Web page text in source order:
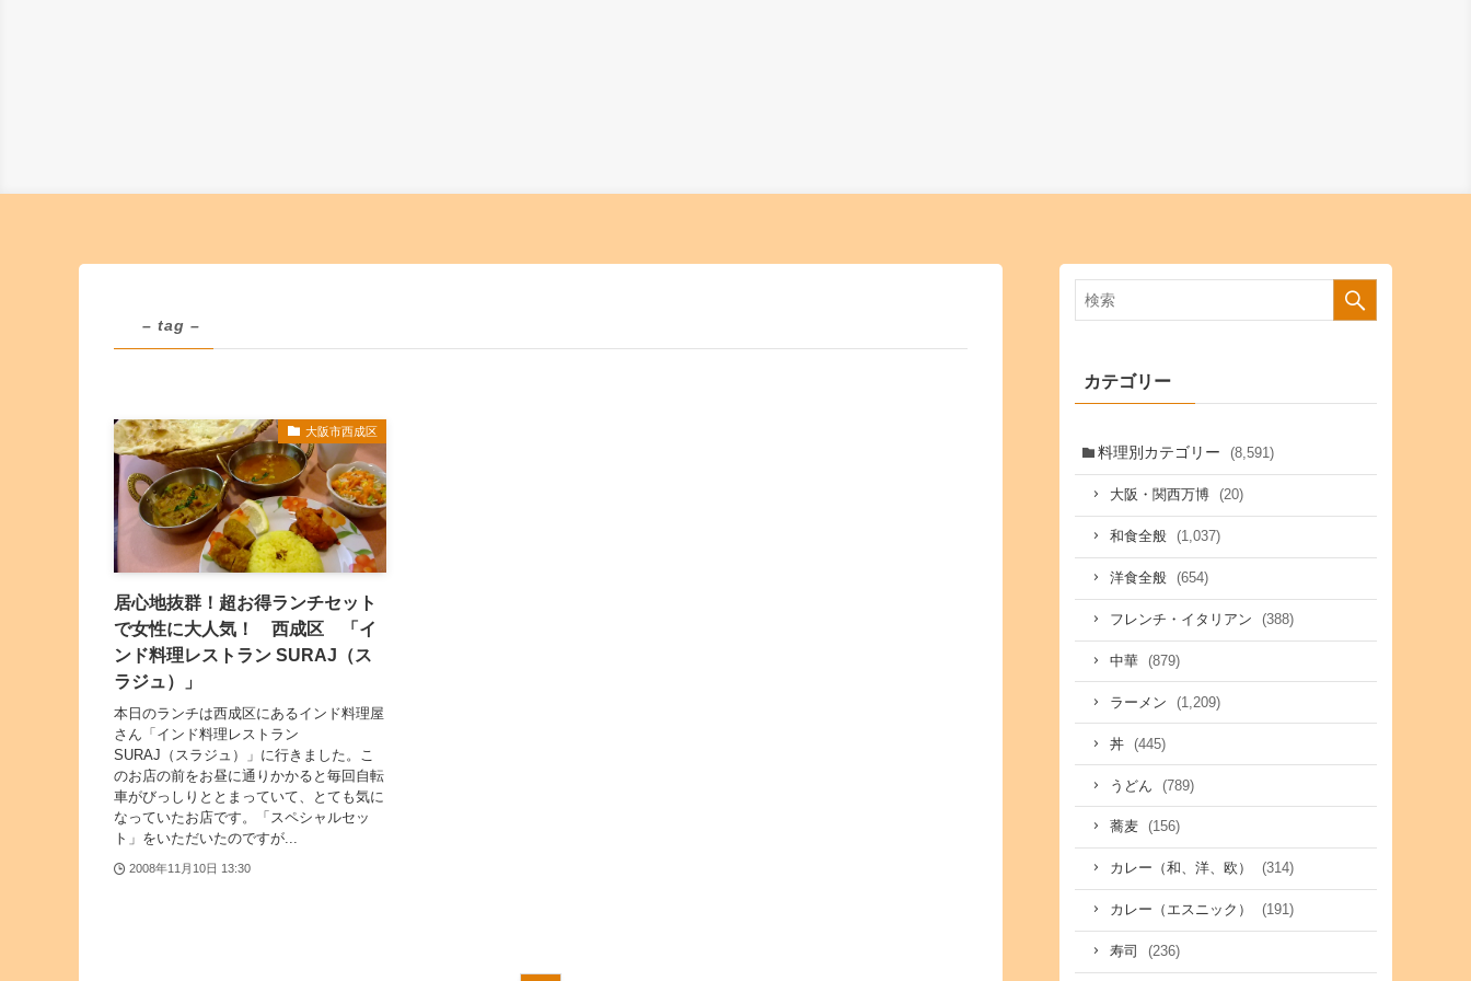
– tag –
大阪市西成区
居心地抜群！超お得ランチセット
で女性に大人気！ 西成区 「イ
ンド料理レストラン SURAJ（ス
ラジュ）」
本日のランチは西成区にあるインド料理屋
さん「インド料理レストラン
SURAJ（スラジュ）」に行きました。こ
のお店の前をお昼に通りかかると毎回自転
車がびっしりととまっていて、とても気に
なっていたお店です。「スペシャルセッ
ト」をいただいたのですが...
2008年11月10日 13:30
カテゴリー
料理別カテゴリー (8,591)
大阪・関西万博 (20)
和食全般 (1,037)
洋食全般 (654)
フレンチ・イタリアン (388)
中華 (879)
ラーメン (1,209)
丼 (445)
うどん (789)
蕎麦 (156)
カレー（和、洋、欧） (314)
カレー（エスニック） (191)
寿司 (236)